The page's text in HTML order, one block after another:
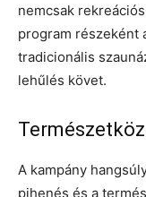
nemcsak
program részeként
tradicionális
lehűlés követ.
A kampány
pihenés és a